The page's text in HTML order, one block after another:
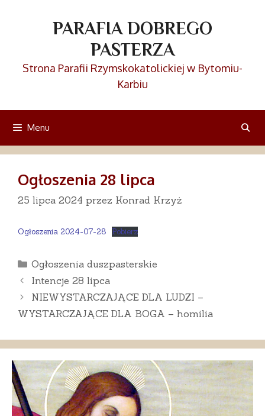
PARAFIA DOBREGO
PASTERZA
Strona Parafii Rzymskokatolickiej w Bytomiu-
Karbiu
Menu
Ogłoszenia 28 lipca
25 lipca 2024 przez Konrad Krzyż
Ogłoszenia 2024-07-28 Pobierz
Kategorie
Ogłoszenia duszpasterskie
Intencje 28 lipca
NIEWYSTARCZAJĄCE DLA LUDZI –
WYSTARCZAJĄCE DLA BOGA – homilia